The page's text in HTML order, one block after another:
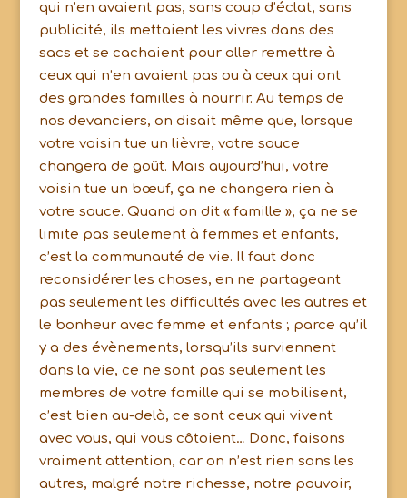
qui n’en avaient pas, sans coup d’éclat, sans
publicité, ils mettaient les vivres dans des
sacs et se cachaient pour aller remettre à
ceux qui n’en avaient pas ou à ceux qui ont
des grandes familles à nourrir. Au temps de
nos devanciers, on disait même que, lorsque
votre voisin tue un lièvre, votre sauce
changera de goût. Mais aujourd’hui, votre
voisin tue un bœuf, ça ne changera rien à
votre sauce. Quand on dit « famille », ça ne se
limite pas seulement à femmes et enfants,
c’est la communauté de vie. Il faut donc
reconsidérer les choses, en ne partageant
pas seulement les difficultés avec les autres et
le bonheur avec femme et enfants ; parce qu’il
y a des évènements, lorsqu’ils surviennent
dans la vie, ce ne sont pas seulement les
membres de votre famille qui se mobilisent,
c’est bien au-delà, ce sont ceux qui vivent
avec vous, qui vous côtoient… Donc, faisons
vraiment attention, car on n’est rien sans les
autres, malgré notre richesse, notre pouvoir,